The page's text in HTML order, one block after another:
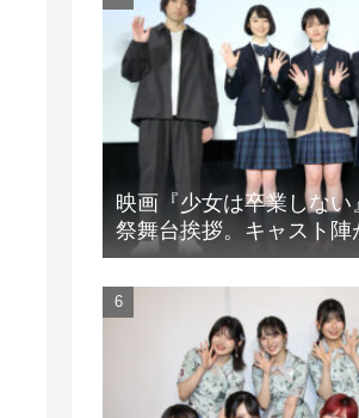
映画『少女は卒業しない
祭舞台挨拶。キャスト陣
場！